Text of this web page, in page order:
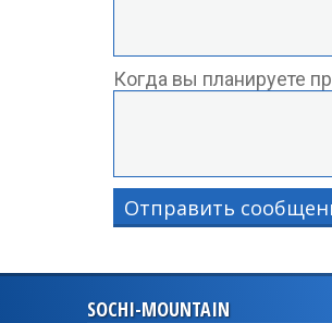
Когда вы планируете
Отправить
SOCHI-MOUNTAIN